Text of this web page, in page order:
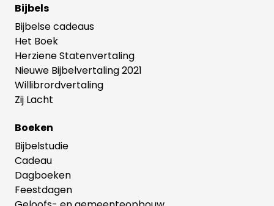
Bijbels
Bijbelse cadeaus
Het Boek
Herziene Statenvertaling
Nieuwe Bijbelvertaling 2021
Willibrordvertaling
Zij Lacht
Boeken
Bijbelstudie
Cadeau
Dagboeken
Feestdagen